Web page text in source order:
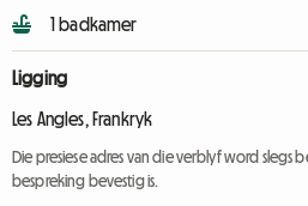
1 badkamer
Ligging
Les Angles, Frankryk
Die presiese adres van die verblyf word slegs
bespreking bevestig is.